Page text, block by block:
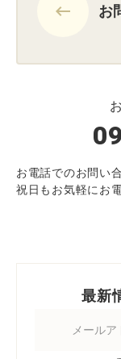
keyboard_backspace お
お電話でのお問い
祝日もお気軽にお
最新